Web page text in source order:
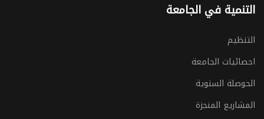
التنمية في الجامعة
التنظيم
احصائيات الجامعة
الحوصلة السنوية
المشاريع المنجزة